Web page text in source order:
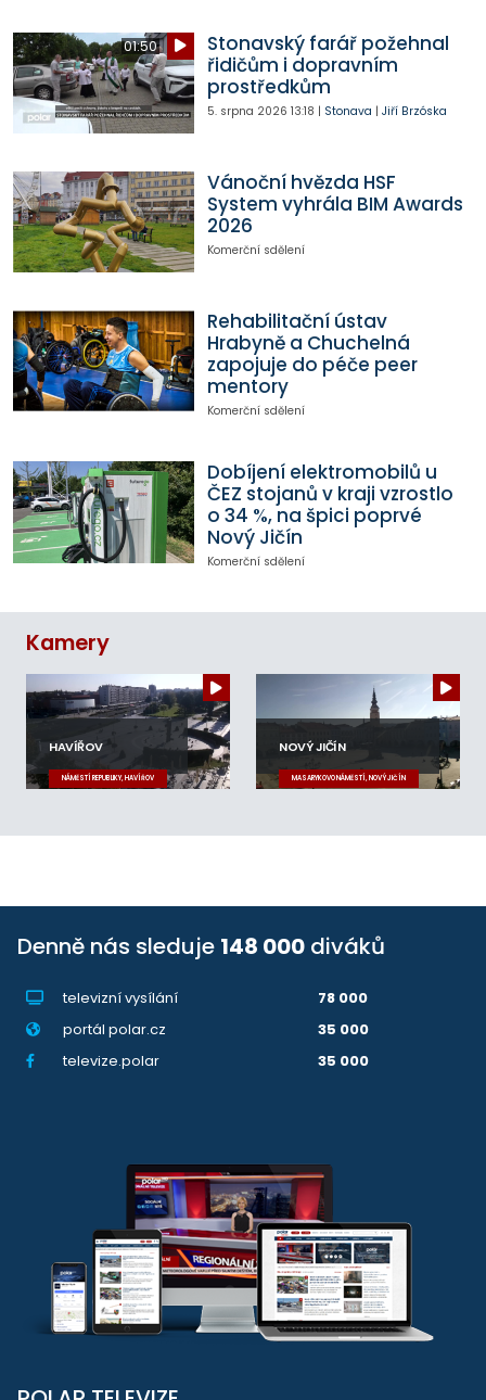
01:50
Stonavský farář požehnal
řidičům i dopravním
prostředkům
5. srpna 2026 13:18 | Stonava | Jiří Brzóska
Vánoční hvězda HSF
System vyhrála BIM Awards
2026
Komerční sdělení
Rehabilitační ústav
Hrabyně a Chuchelná
zapojuje do péče peer
mentory
Komerční sdělení
Dobíjení elektromobilů u
ČEZ stojanů v kraji vzrostlo
o 34 %, na špici poprvé
Nový Jičín
Komerční sdělení
Kamery
HAVÍŘOV
NÁMĚSTÍ REPUBLIKY, HAVÍŘOV
NOVÝ JIČÍN
MASARYKOVO NÁMĚSTÍ, NOVÝ JIČÍN
Denně nás sleduje 148 000 diváků
televizní vysílání
78 000
portál polar.cz
35 000
televize.polar
35 000